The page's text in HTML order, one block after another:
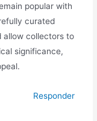
popular with
curated
allow collectors to
significance,
Responder